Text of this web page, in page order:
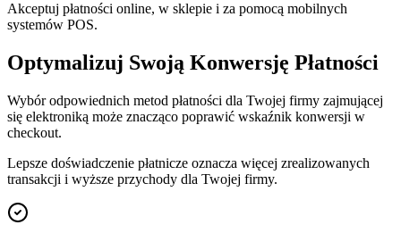
Akceptuj płatności online, w sklepie i za pomocą mobilnych
systemów POS.
Optymalizuj Swoją Konwersję Płatności
Wybór odpowiednich metod płatności dla Twojej firmy zajmującej
się elektroniką może znacząco poprawić wskaźnik konwersji w
checkout.
Lepsze doświadczenie płatnicze oznacza więcej zrealizowanych
transakcji i wyższe przychody dla Twojej firmy.